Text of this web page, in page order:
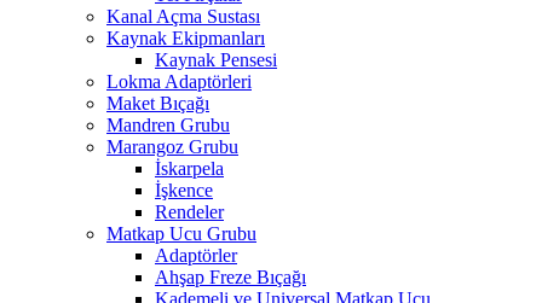
Kanal Açma Sustası
Kaynak Ekipmanları
Kaynak Pensesi
Lokma Adaptörleri
Maket Bıçağı
Mandren Grubu
Marangoz Grubu
İskarpela
İşkence
Rendeler
Matkap Ucu Grubu
Adaptörler
Ahşap Freze Bıçağı
Kademeli ve Universal Matkap Ucu